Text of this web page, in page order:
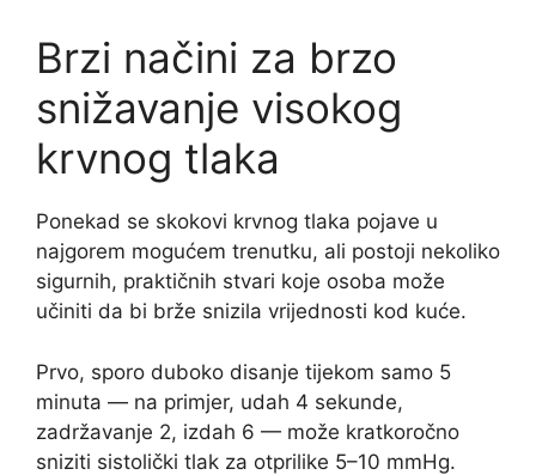
Brzi načini za brzo
snižavanje visokog
krvnog tlaka
Ponekad se skokovi krvnog tlaka pojave u
najgorem mogućem trenutku, ali postoji nekoliko
sigurnih, praktičnih stvari koje osoba može
učiniti da bi brže snizila vrijednosti kod kuće.
Prvo, sporo duboko disanje tijekom samo 5
minuta — na primjer, udah 4 sekunde,
zadržavanje 2, izdah 6 — može kratkoročno
sniziti sistolički tlak za otprilike 5–10 mmHg.